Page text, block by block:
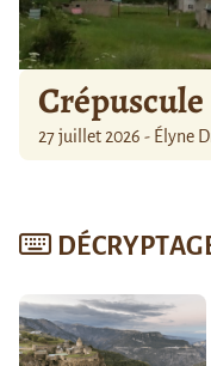
Crépuscule
27 juillet 2026 - Élyne